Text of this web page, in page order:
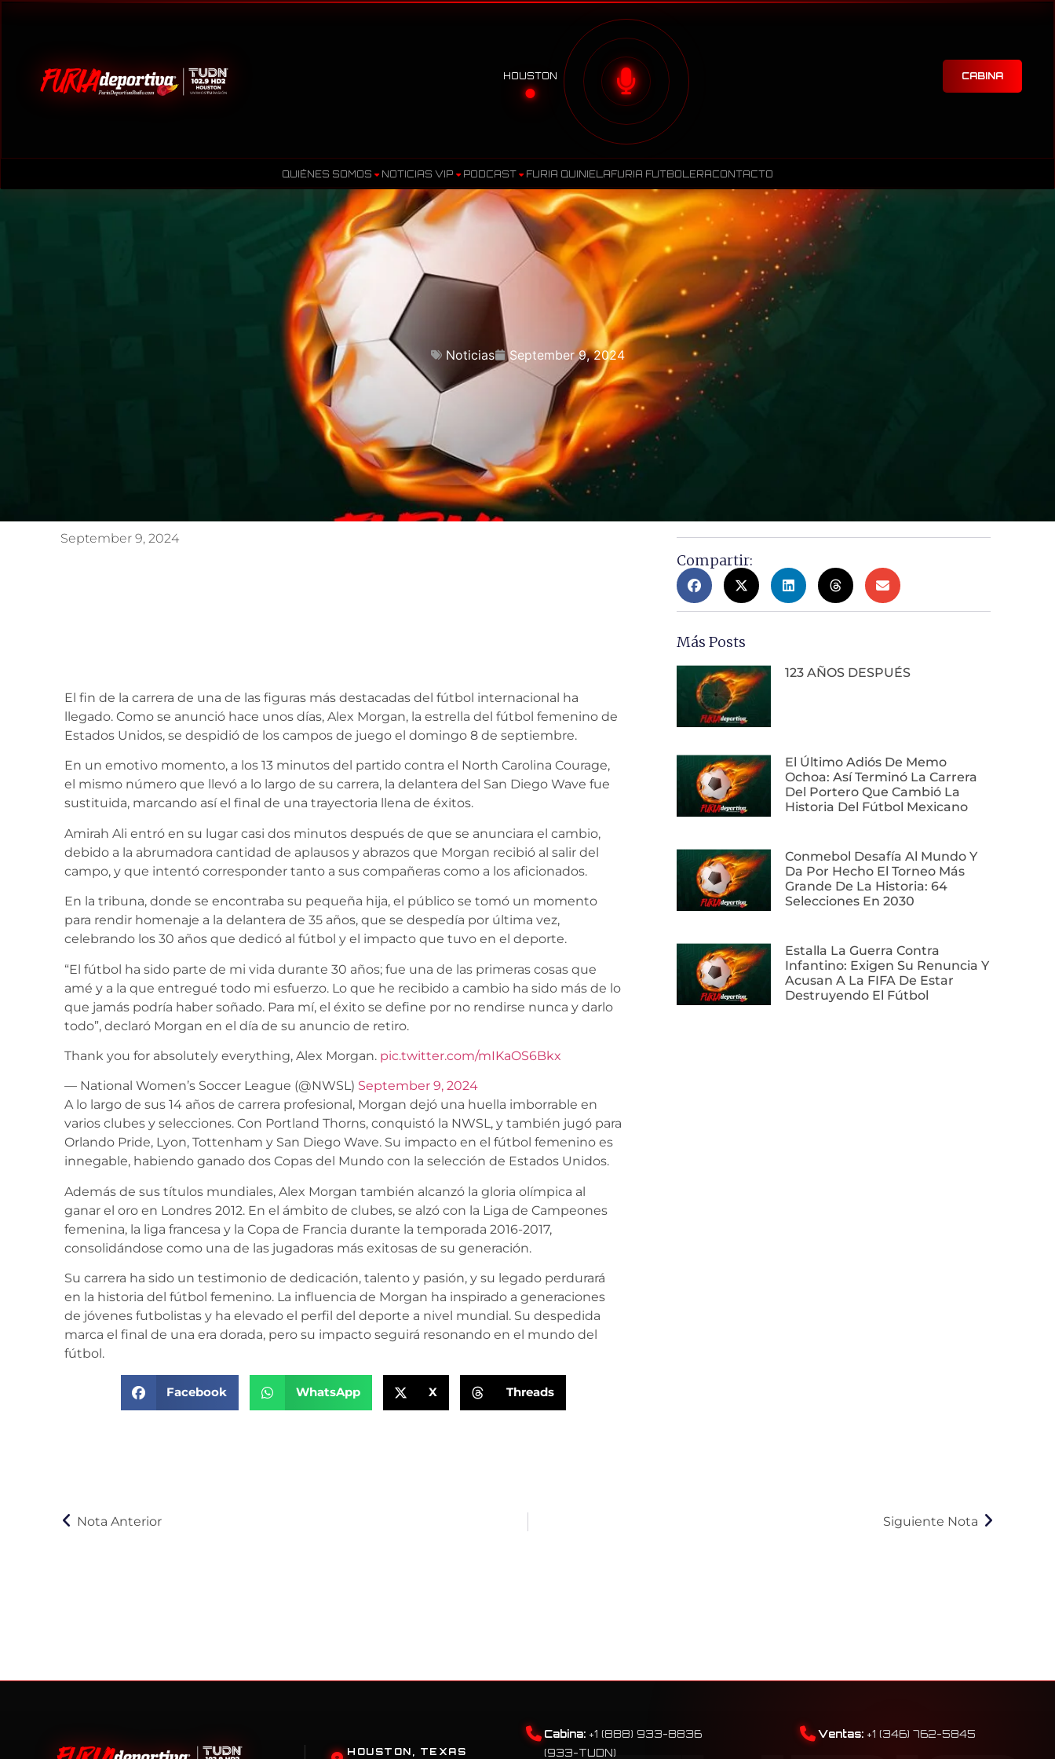
HOUSTON CABINA
QUIÉNES SOMOS NOTICIAS VIP PODCAST FURIA QUINIELAFURIA FUTBOLERACONTACTO
Noticias September 9, 2024
September 9, 2024
El fin de la carrera de una de las figuras más destacadas del fútbol internacional ha
llegado. Como se anunció hace unos días, Alex Morgan, la estrella del fútbol femenino de
Estados Unidos, se despidió de los campos de juego el domingo 8 de septiembre.
En un emotivo momento, a los 13 minutos del partido contra el North Carolina Courage,
el mismo número que llevó a lo largo de su carrera, la delantera del San Diego Wave fue
sustituida, marcando así el final de una trayectoria llena de éxitos.
Amirah Ali entró en su lugar casi dos minutos después de que se anunciara el cambio,
debido a la abrumadora cantidad de aplausos y abrazos que Morgan recibió al salir del
campo, y que intentó corresponder tanto a sus compañeras como a los aficionados.
En la tribuna, donde se encontraba su pequeña hija, el público se tomó un momento
para rendir homenaje a la delantera de 35 años, que se despedía por última vez,
celebrando los 30 años que dedicó al fútbol y el impacto que tuvo en el deporte.
“El fútbol ha sido parte de mi vida durante 30 años; fue una de las primeras cosas que
amé y a la que entregué todo mi esfuerzo. Lo que he recibido a cambio ha sido más de lo
que jamás podría haber soñado. Para mí, el éxito se define por no rendirse nunca y darlo
todo”, declaró Morgan en el día de su anuncio de retiro.
Thank you for absolutely everything, Alex Morgan. pic.twitter.com/mIKaOS6Bkx
— National Women’s Soccer League (@NWSL) September 9, 2024
A lo largo de sus 14 años de carrera profesional, Morgan dejó una huella imborrable en
varios clubes y selecciones. Con Portland Thorns, conquistó la NWSL, y también jugó para
Orlando Pride, Lyon, Tottenham y San Diego Wave. Su impacto en el fútbol femenino es
innegable, habiendo ganado dos Copas del Mundo con la selección de Estados Unidos.
Además de sus títulos mundiales, Alex Morgan también alcanzó la gloria olímpica al
ganar el oro en Londres 2012. En el ámbito de clubes, se alzó con la Liga de Campeones
femenina, la liga francesa y la Copa de Francia durante la temporada 2016-2017,
consolidándose como una de las jugadoras más exitosas de su generación.
Su carrera ha sido un testimonio de dedicación, talento y pasión, y su legado perdurará
en la historia del fútbol femenino. La influencia de Morgan ha inspirado a generaciones
de jóvenes futbolistas y ha elevado el perfil del deporte a nivel mundial. Su despedida
marca el final de una era dorada, pero su impacto seguirá resonando en el mundo del
fútbol.
Facebook WhatsApp X Threads
Compartir:
Más Posts
123 AÑOS DESPUÉS
El Último Adiós De Memo
Ochoa: Así Terminó La Carrera
Del Portero Que Cambió La
Historia Del Fútbol Mexicano
Conmebol Desafía Al Mundo Y
Da Por Hecho El Torneo Más
Grande De La Historia: 64
Selecciones En 2030
Estalla La Guerra Contra
Infantino: Exigen Su Renuncia Y
Acusan A La FIFA De Estar
Destruyendo El Fútbol
Nota Anterior Siguiente Nota
HOUSTON, TEXAS
Cabina: +1 (888) 933-8836
(933-TUDN)
Ventas: +1 (346) 762-5845